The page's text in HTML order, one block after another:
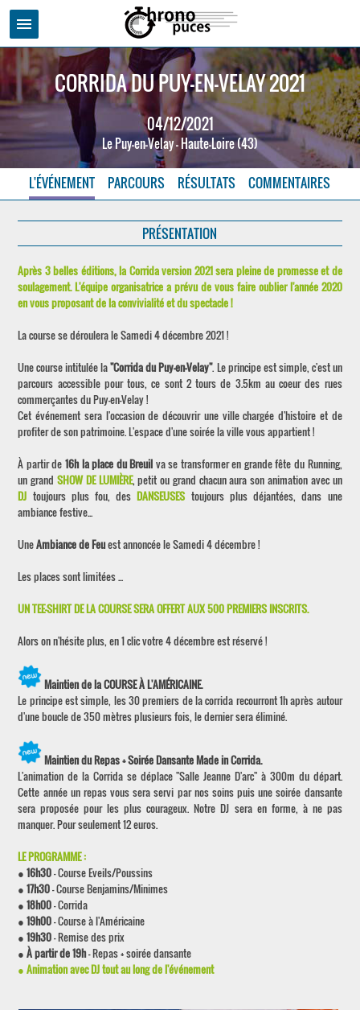
menu
CORRIDA DU PUY-EN-VELAY 2021
04/12/2021
Le Puy-en-Velay - Haute-Loire (43)
L'ÉVÉNEMENT PARCOURS RÉSULTATS COMMENTAIRES
PRÉSENTATION
Après 3 belles éditions, la Corrida version 2021 sera pleine de promesse et de
soulagement. L'équipe organisatrice a prévu de vous faire oublier l'année 2020
en vous proposant de la convivialité et du spectacle !
La course se déroulera le Samedi 4 décembre 2021 !
Une course intitulée la"Corrida du Puy-en-Velay". Le principe est simple, c'est un
parcours accessible pour tous, ce sont 2 tours de 3.5km au coeur des rues
commerçantes du Puy-en-Velay !
Cet événement sera l'occasion de découvrir une ville chargée d'histoire et de
profiter de son patrimoine. L'espace d'une soirée la ville vous appartient !
À partir de16h la place du Breuil va se transformer en grande fête du Running,
un grand SHOW DE LUMIÈRE, petit ou grand chacun aura son animation avec un
DJ toujours plus fou, desDANSEUSEStoujours plus déjantées, dans une
ambiance festive...
UneAmbiance de Feuest annoncée le Samedi 4 décembre !
Les places sont limitées ...
UN TEE-SHIRT DE LA COURSE SERA OFFERT AUX 500 PREMIERS INSCRITS.
Alors on n'hésite plus, en 1 clic votre 4 décembre est réservé !
Maintien de la COURSE À L'AMÉRICAINE.
Le principe est simple, les 30 premiers de la corrida recourront 1h après autour
d'une boucle de 350 mètres plusieurs fois, le dernier sera éliminé.
Maintien du Repas + Soirée Dansante Made in Corrida.
L'animation de la Corrida se déplace "Salle Jeanne D'arc" à 300m du départ.
Cette année un repas vous sera servi par nos soins puis une soirée dansante
sera proposée pour les plus courageux. Notre DJ sera en forme, à ne pas
manquer. Pour seulement 12 euros.
LE PROGRAMME :
●16h30- Course Eveils/Poussins
●17h30- Course Benjamins/Minimes
●18h00- Corrida
●19h00- Course à l'Américaine
●19h30- Remise des prix
●À partir de 19h- Repas + soirée dansante
●Animation avec DJ tout au long de l'événement